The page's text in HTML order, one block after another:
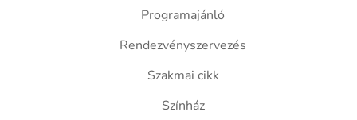
Programajánló
Rendezvényszervezés
Szakmai cikk
Színház